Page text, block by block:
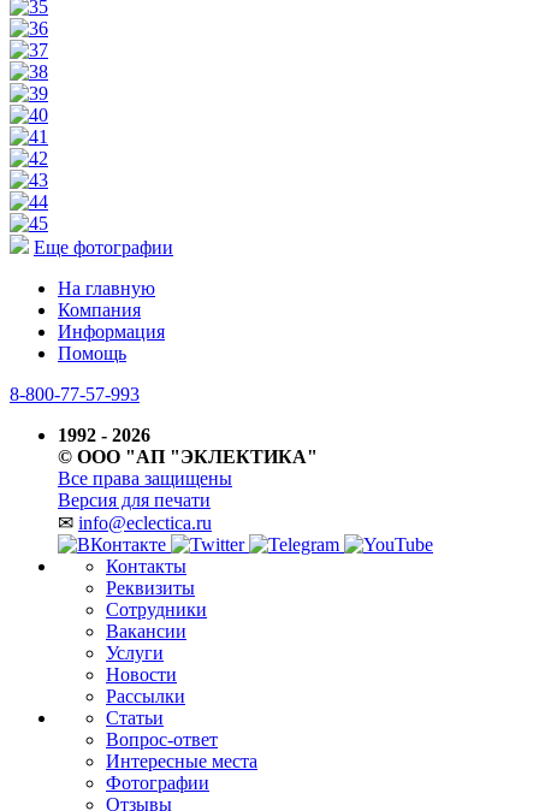
Еще фотографии
На главную
Компания
Информация
Помощь
8-800-77-57-993
1992 - 2026
© ООО "АП "ЭКЛЕКТИКА"
Все права защищены
Версия для печати
✉ info@eclectica.ru
Контакты
Реквизиты
Сотрудники
Вакансии
Услуги
Новости
Рассылки
Статьи
Вопрос-ответ
Интересные места
Фотографии
Отзывы